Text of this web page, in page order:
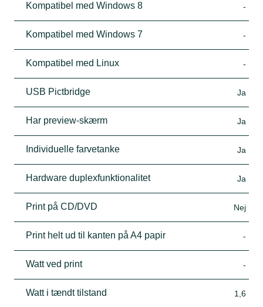
Kompatibel med Windows 8 -
Kompatibel med Windows 7 -
Kompatibel med Linux -
USB Pictbridge Ja
Har preview-skærm Ja
Individuelle farvetanke Ja
Hardware duplexfunktionalitet Ja
Print på CD/DVD Nej
Print helt ud til kanten på A4 papir -
Watt ved print -
Watt i tændt tilstand 1,6